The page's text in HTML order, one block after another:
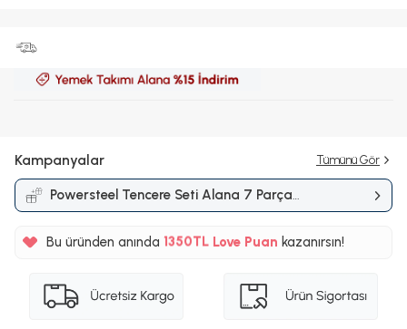
Kampanyalar Tümünü Gör
Powersteel Tencere Seti Alana 7 Parça
Tencere Seti HediyeKampanyası
Bu üründen anında
%5
%5 Love Puankazanırsın!